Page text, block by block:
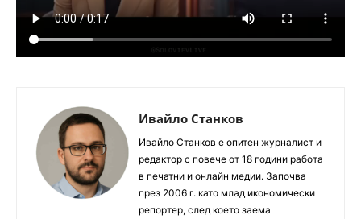
Ивайло Станков
Ивайло Станков е опитен журналист и
редактор с повече от 18 години работа
в печатни и онлайн медии. Започва
през 2006 г. като млад икономически
репортер, след което заема